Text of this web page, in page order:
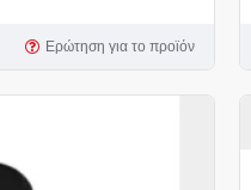
Ερώτηση για το προϊόν